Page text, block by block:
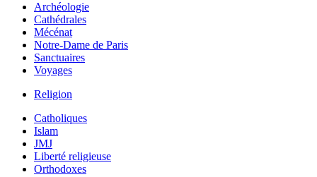
Archéologie
Cathédrales
Mécénat
Notre-Dame de Paris
Sanctuaires
Voyages
Religion
Catholiques
Islam
JMJ
Liberté religieuse
Orthodoxes